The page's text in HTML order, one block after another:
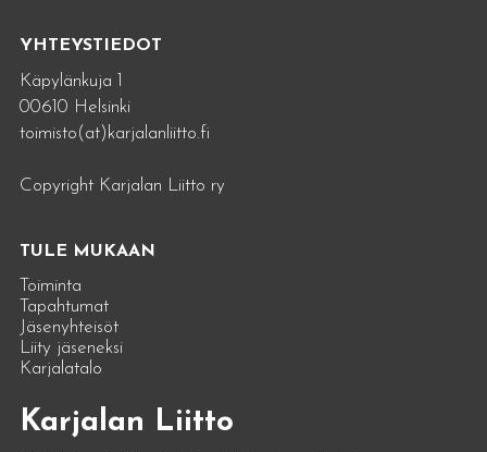
YHTEYSTIEDOT
Käpylänkuja 1
00610 Helsinki
toimisto(at)karjalanliitto.fi
Copyright Karjalan Liitto ry
TULE MUKAAN
Toiminta
Tapahtumat
Jäsenyhteisöt
Liity jäseneksi
Karjalatalo
Karjalan Liitto